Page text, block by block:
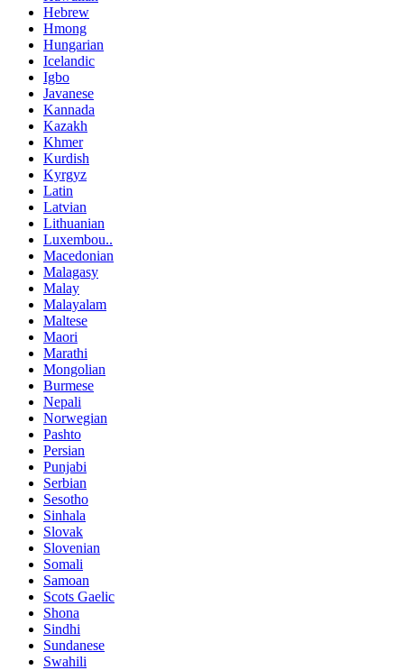
Hebrew
Hmong
Hungarian
Icelandic
Igbo
Javanese
Kannada
Kazakh
Khmer
Kurdish
Kyrgyz
Latin
Latvian
Lithuanian
Luxembou..
Macedonian
Malagasy
Malay
Malayalam
Maltese
Maori
Marathi
Mongolian
Burmese
Nepali
Norwegian
Pashto
Persian
Punjabi
Serbian
Sesotho
Sinhala
Slovak
Slovenian
Somali
Samoan
Scots Gaelic
Shona
Sindhi
Sundanese
Swahili